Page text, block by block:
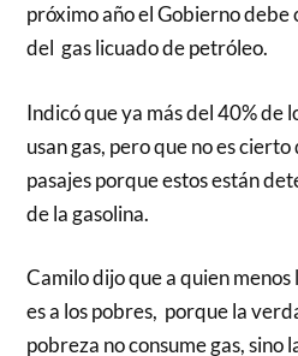
próximo año el Gobierno
del gas licuado de petróleo.
Indicó que ya más del 40% de
usan gas, pero que no es
pasajes porque estos están
de la gasolina.
Camilo dijo que a quien menos
es a los pobres, porque la
pobreza no consume gas, sino